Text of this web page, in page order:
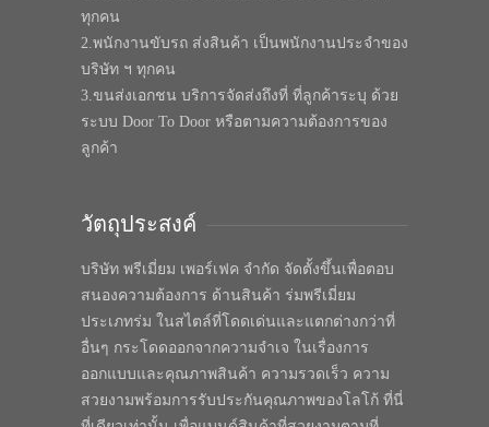
ทุกคน
2.พนักงานขับรถ ส่งสินค้า เป็นพนักงานประจำของ
บริษัท ฯ ทุกคน
3.ขนส่งเอกชน บริการจัดส่งถึงที่ ที่ลูกค้าระบุ ด้วย
ระบบ Door To Door หรือตามความต้องการของ
ลูกค้า
วัตถุประสงค์
บริษัท พรีเมี่ยม เพอร์เฟค จำกัด จัดตั้งขึ้นเพื่อตอบ
สนองความต้องการ ด้านสินค้า ร่มพรีเมี่ยม
ประเภทร่ม ในสไตล์ที่โดดเด่นและแตกต่างกว่าที่
อื่นๆ กระโดดออกจากความจำเจ ในเรื่องการ
ออกแบบและคุณภาพสินค้า ความรวดเร็ว ความ
สวยงามพร้อมการรับประกันคุณภาพของโลโก้ ที่นี่